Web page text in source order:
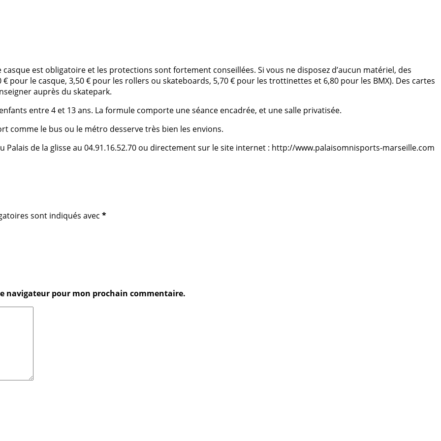
est obligatoire et les protections sont fortement conseillées. Si vous ne disposez d’aucun matériel, des
€ pour le casque, 3,50€ pour les rollers ou skateboards, 5,70€ pour les trottinettes et 6,80 pour les BMX). Des cartes
auprès du skatepark.
entre 4 et 13 ans. La formule comporte une séance encadrée, et une salle privatisée.
comme le bus ou le métro desserve très bien les envions.
Palais de la glisse au 04.91.16.52.70 ou directement sur le site internet : http://www.palaisomnisports-marseille.com
sont indiqués avec *
navigateur pour mon prochain commentaire.